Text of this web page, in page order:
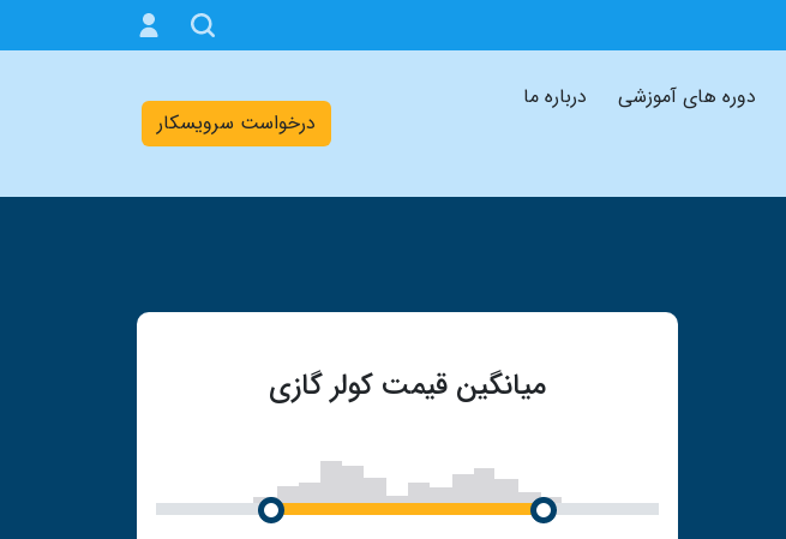
دوره های آموزشی
درباره ما
درخواست سرویسکار
میانگین قیمت کولر گازی